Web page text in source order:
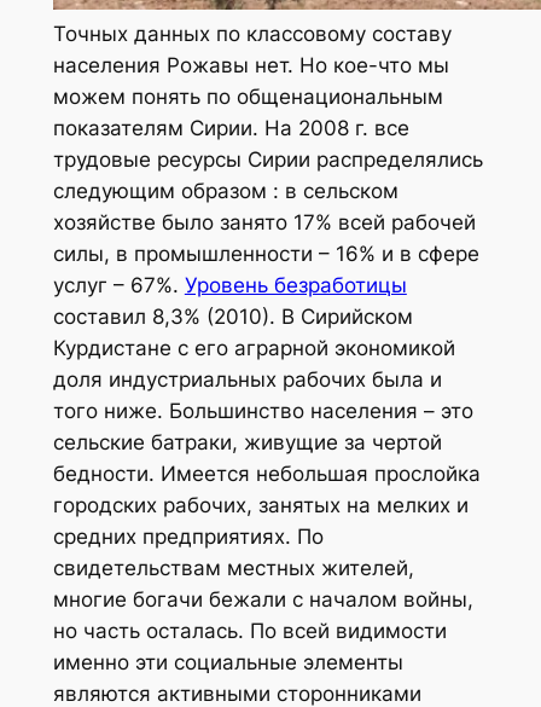
Точных данных по классовому составу
населения Рожавы нет. Но кое-что мы
можем понять по общенациональным
показателям Сирии. На 2008 г. все
трудовые ресурсы Сирии распределялись
следующим образом : в сельском
хозяйстве было занято 17% всей рабочей
силы, в промышленности – 16% и в сфере
услуг – 67%. Уровень безработицы
составил 8,3% (2010). В Сирийском
Курдистане с его аграрной экономикой
доля индустриальных рабочих была и
того ниже. Большинство населения – это
сельские батраки, живущие за чертой
бедности. Имеется небольшая прослойка
городских рабочих, занятых на мелких и
средних предприятиях. По
свидетельствам местных жителей,
многие богачи бежали с началом войны,
но часть осталась. По всей видимости
именно эти социальные элементы
являются активными сторонниками